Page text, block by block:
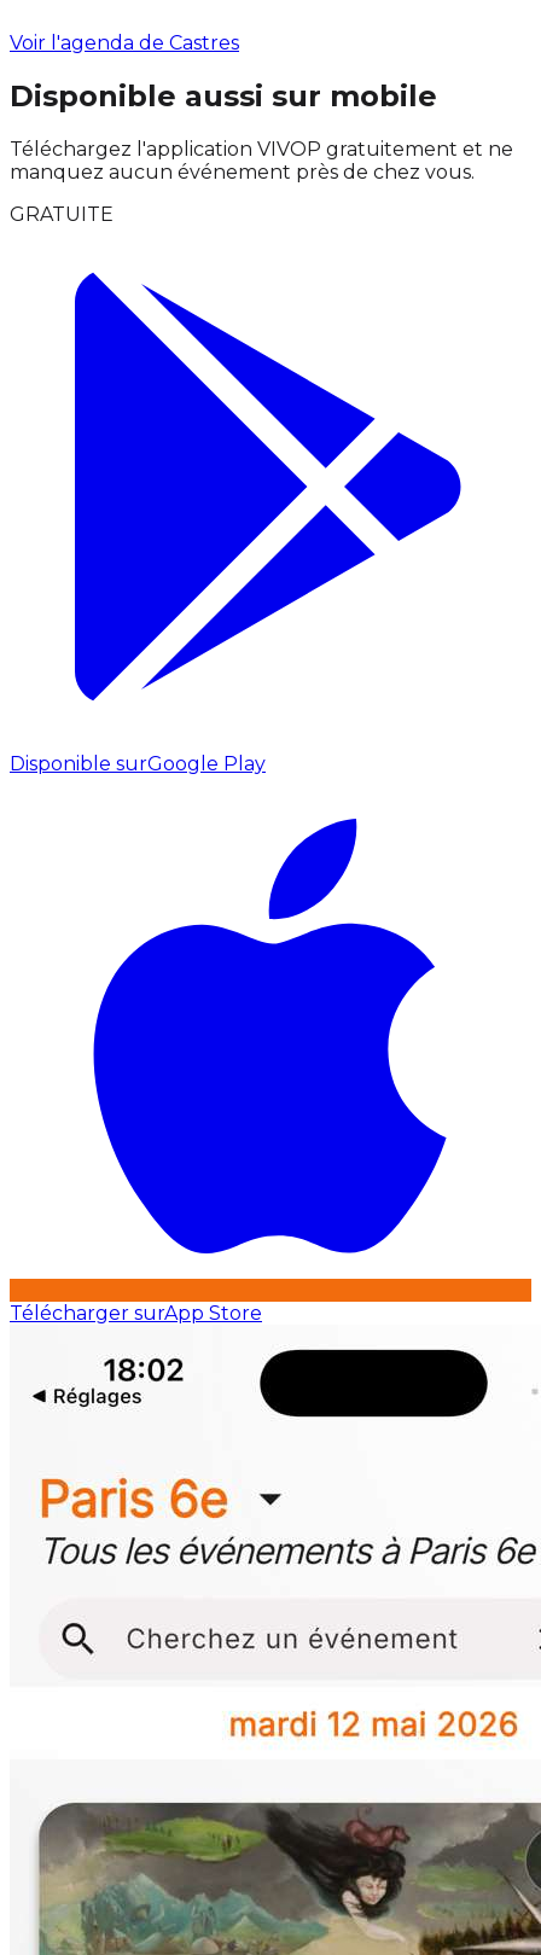
Voir l'agenda de Castres
Disponible aussi sur mobile
Téléchargez l'application VIVOP gratuitement et ne
manquez aucun événement près de chez vous.
GRATUITE
Disponible surGoogle Play
Télécharger surApp Store